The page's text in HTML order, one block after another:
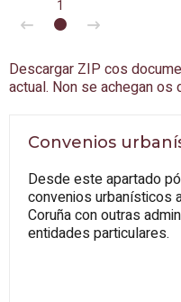
1
Descargar ZIP cos
actual. Non se achegan
Convenios
Desde este apartado
convenios urbanísticos
Coruña con outras
entidades particulares.